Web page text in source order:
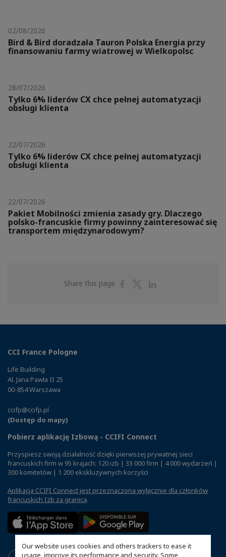
Our website uses cookies and others trackers to ease it
usage, improve its performance and security. Some
02/08/2026
Bird & Bird doradzała Tauron Polska Energia przy
finansowaniu farmy wiatrowej w Wielkopolsc
28/07/2026
Tylko 6% liderów CX chce pełnej automatyzacji
obsługi klienta
22/07/2026
Tylko 6% liderów CX chce pełnej automatyzacji
obsługi klienta
22/07/2026
Pakiet Mobilności zmienia zasady gry. Dlaczego
polsko-francuskie firmy powinny zainteresować się
transportem międzynarodowym?
Share this page
ShareShare
CCI France Pologne
Life Building
Al. Jana Pawła II 25
00-854 Warszawa
ccifp@ccifp.pl
(Dostęp do mapy)
Pobierz aplikację Izbową - CCIFI Connect
Przyspiesz swoją działalność dzięki pierwszej prywatnej sieci
francuskich firm w 95 krajach: 120 izb | 33 000 firm | 4 000 wydarzeń |
300 komitetów | 1 200 ekskluzywnych korzyści
Aplikacja CCIFI Connect jest przeznaczona wyłącznie dla członków
francuskich Izb za granicą.